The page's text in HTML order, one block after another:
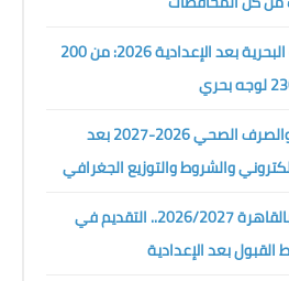
التقديم في الترسانة البحرية بعد الإعدادية 2026: من 200
مدارس مياه الشرب والصرف الصحي 2026-2027 بعد
والشروط والتوزيع الجغرافي
مدرسة مياه الشرب بالقاهرة 2026/2027.. التقديم في
بعد الإعدادية